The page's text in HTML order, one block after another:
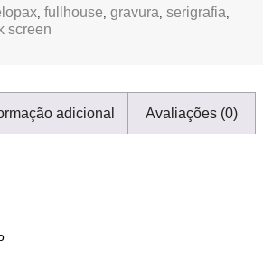
, fullhouse, gravura, serigrafia,
screen
adicional Avaliações (0)